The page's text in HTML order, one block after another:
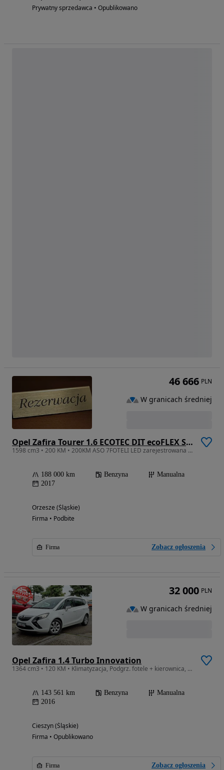
Prywatny sprzedawca • Opublikowano
Opel Zafira Tourer 1.6 ECOTEC DIT ecoFLEX Start/Stop Business Innovation
1598 cm3 • 200 KM • 200KM ASO 7FOTELI LED zarejestrowana gwarancja
188 000 km Benzyna
Manualna
2017
Orzesze (Śląskie)
Firma • Podbite
Firma Zobacz ogłoszenia
46 666 PLN
W granicach średniej
Opel Zafira 1.4 Turbo Innovation
1364 cm3 • 120 KM • Klimatyzacja, Podgrz. fotele + kierownica, PDC 2x, 7 osobowy
143 561 km Benzyna
Manualna
2016
Cieszyn (Śląskie)
Firma • Opublikowano
Firma Zobacz ogłoszenia
32 000 PLN
W granicach średniej